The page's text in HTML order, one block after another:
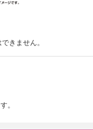
きません。
。